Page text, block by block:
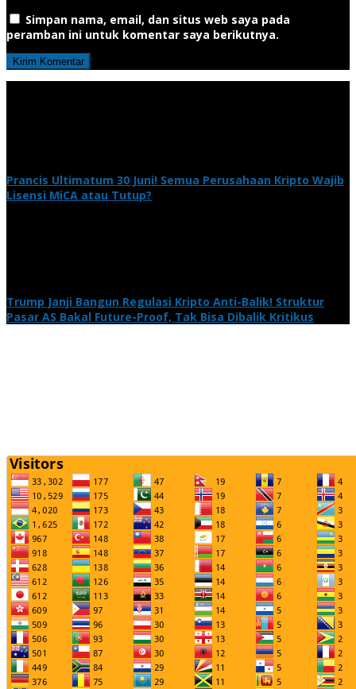
Simpan nama, email, dan situs web saya pada
peramban ini untuk komentar saya berikutnya.
Prancis Ultimatum 30 Juni! Semua Perusahaan Kripto Wajib
Lisensi MiCA atau Tutup?
Trump Janji Bangun Regulasi Kripto Anti-Balik! Struktur
Pasar AS Bakal Future-Proof, Tak Bisa Dibalik Kritikus